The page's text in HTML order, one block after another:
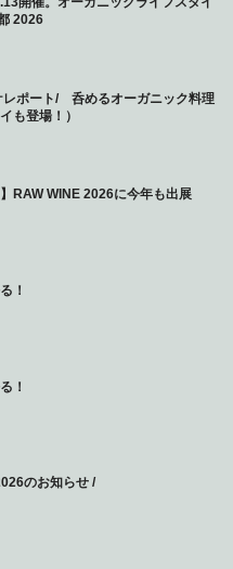
2026
レポート/ 呑めるオーガニック料理
も登場！）
RAW WINE 2026に今年も出展
！
！
のお知らせ /